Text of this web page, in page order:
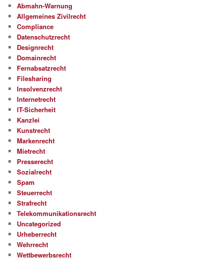
Abmahn-Warnung
Allgemeines Zivilrecht
Compliance
Datenschutzrecht
Designrecht
Domainrecht
Fernabsatzrecht
Filesharing
Insolvenzrecht
Internetrecht
IT-Sicherheit
Kanzlei
Kunstrecht
Markenrecht
Mietrecht
Presserecht
Sozialrecht
Spam
Steuerrecht
Strafrecht
Telekommunikationsrecht
Uncategorized
Urheberrecht
Wehrrecht
Wettbewerbsrecht